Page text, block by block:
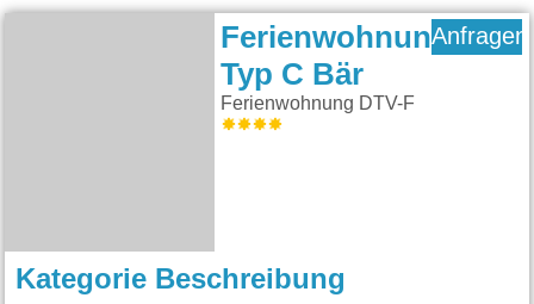
Ferienwohnung
Typ C Bär
Ferienwohnung DTV-F
Anfragen
Kategorie Beschreibung